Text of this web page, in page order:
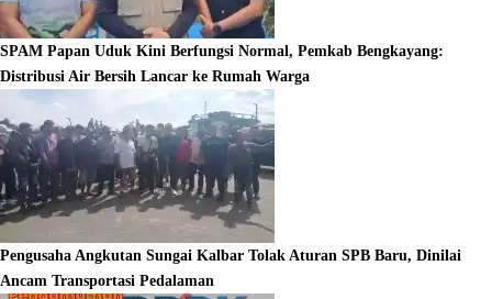
SPAM Papan Uduk Kini Berfungsi Normal, Pemkab Bengkayang:
Distribusi Air Bersih Lancar ke Rumah Warga
Pengusaha Angkutan Sungai Kalbar Tolak Aturan SPB Baru, Dinilai
Ancam Transportasi Pedalaman